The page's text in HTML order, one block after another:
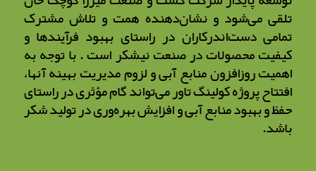
تلقی می‌شود و نشان‌دهنده همت و تلاش مشترک
تمامی دست‌اندرکاران در راستای بهبود فرآیندها و
کیفیت محصولات در صنعت نیشکر است . با توجه به
اهمیت روزافزون منابع آبی و لزوم مدیریت بهینه آنها،
افتتاح پروژه کولینگ تاور می‌تواند گام مؤثری در راستای
حفظ و بهبود منابع آبی و افزایش بهره‌وری در تولید شکر
باشد.